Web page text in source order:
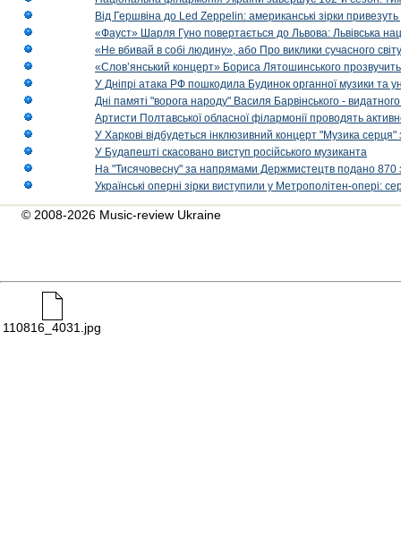
Від Гершвіна до Led Zeppelin: американські зірки
«Фауст» Шарля Гуно повертається до Львова: Львівська
«Не вбивай в собі людину», або Про виклики сучасного світу
«Слов’янський концерт» Бориса Лятошинського
У Дніпрі атака РФ пошкодила Будинок органної музики та
Дні памяті "ворога народу" Василя Барвінського -
Артисти Полтавської обласної філармонії проводять
У Харкові відбудеться інклюзивний концерт "Музика
У Будапешті скасовано виступ російського музиканта
На "Тисячовесну" за напрямами Держмистецтв подано 870
Українські оперні зірки виступили у Метрополітен-опері:
© 2008-2026 Music-review Ukraine
110816_4031.jpg